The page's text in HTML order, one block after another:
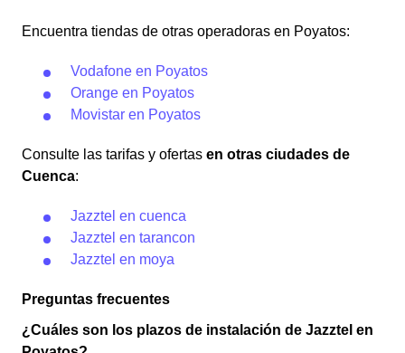
Encuentra tiendas de otras operadoras en Poyatos:
Vodafone en Poyatos
Orange en Poyatos
Movistar en Poyatos
Consulte las tarifas y ofertas en otras ciudades de
Cuenca:
Jazztel en cuenca
Jazztel en tarancon
Jazztel en moya
Preguntas frecuentes
¿Cuáles son los plazos de instalación de Jazztel en